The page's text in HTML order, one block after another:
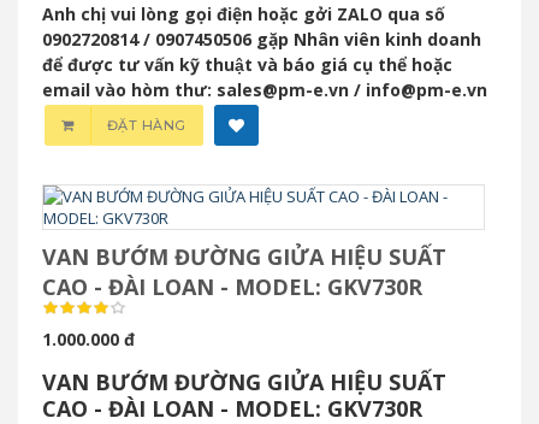
Anh chị vui lòng gọi điện hoặc gởi ZALO qua số
0902720814 / 0907450506 gặp Nhân viên kinh doanh
để được tư vấn kỹ thuật và báo giá cụ thể hoặc
email vào hòm thư: sales@pm-e.vn / info@pm-e.vn
ĐẶT HÀNG
VAN BƯỚM ĐƯỜNG GIỬA HIỆU SUẤT
CAO - ĐÀI LOAN - MODEL: GKV730R
1.000.000 đ
VAN BƯỚM ĐƯỜNG GIỬA HIỆU SUẤT
CAO - ĐÀI LOAN - MODEL: GKV730R